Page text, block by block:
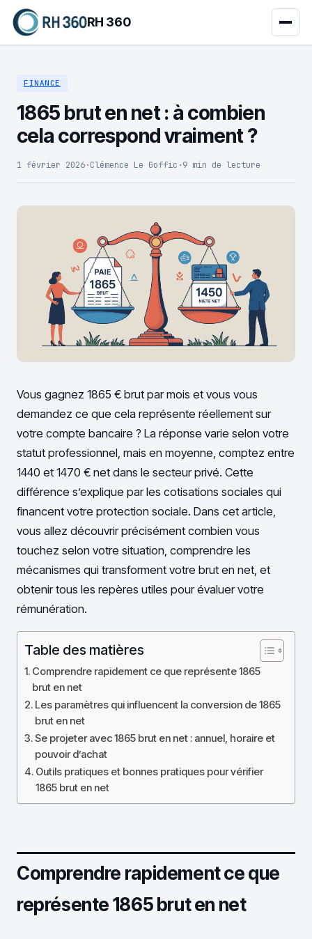
RH 360
FINANCE
1865 brut en net : à combien
cela correspond vraiment ?
1 février 2026·Clémence Le Goffic ·9 min de lecture
Vous gagnez 1865 € brut par mois et vous vous
demandez ce que cela représente réellement sur
votre compte bancaire ? La réponse varie selon votre
statut professionnel, mais en moyenne, comptez entre
1440 et 1470 € net dans le secteur privé. Cette
différence s’explique par les cotisations sociales qui
financent votre protection sociale. Dans cet article,
vous allez découvrir précisément combien vous
touchez selon votre situation, comprendre les
mécanismes qui transforment votre brut en net, et
obtenir tous les repères utiles pour évaluer votre
rémunération.
Table des matières
Comprendre rapidement ce que représente 1865
brut en net
Les paramètres qui influencent la conversion de 1865
brut en net
Se projeter avec 1865 brut en net : annuel, horaire et
pouvoir d’achat
Outils pratiques et bonnes pratiques pour vérifier
1865 brut en net
Comprendre rapidement ce que
représente 1865 brut en net